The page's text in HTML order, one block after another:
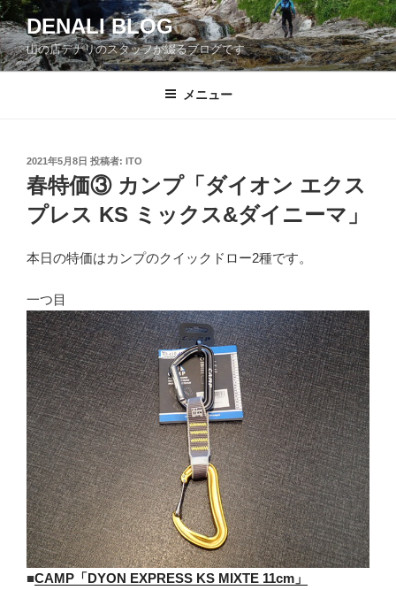
コ
ン
テ
ン
DENALI BLOG
山の店デナリのスタッフが綴るブログです
メニュー
投
稿
日:
2021年5月8日 投稿者: ITO
春特価③ カンプ「ダイオン エクス
プレス KS ミックス&ダイニーマ」
本日の特価はカンプのクイックドロー2種です。
一つ目
■CAMP「DYON EXPRESS KS MIXTE 11cm」